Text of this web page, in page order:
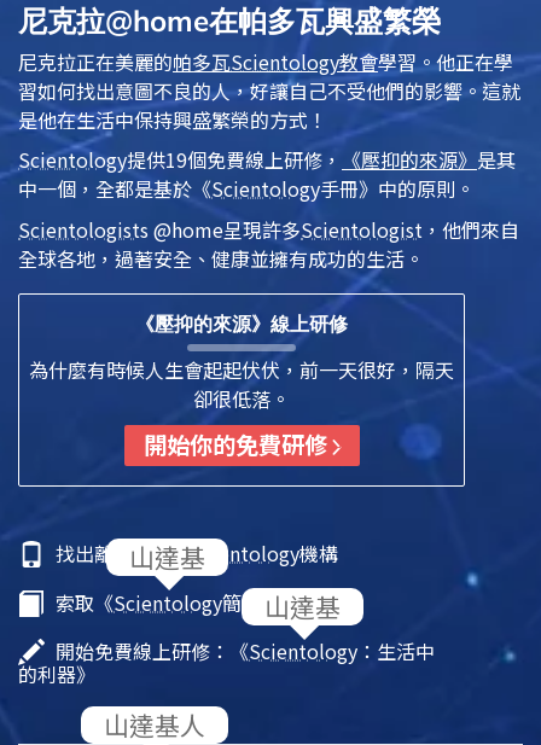
尼克拉@home在帕多瓦興盛繁榮
尼克拉正在美麗的帕多瓦Scientology教會學習。他正在學
習如何找出意圖不良的人，好讓自己不受他們的影響。這就
是他在生活中保持興盛繁榮的方式！
Scientology提供19個免費線上研修， 《壓抑的來源》 是其
中一個，全都是基於 《Scientology手冊》 中的原則。
Scientologists @home呈現許多Scientologist ，他們來自
全球各地，過著安全、健康並擁有成功的生活。
《壓抑的來源》線上研修
為什麼有時候人生會起起伏伏，前一天很好，隔天
卻很低落。
開始你的免費研修
找出離你最近的Scientology機構
索取《Scientology簡介》小冊子
開始免費線上研修：《Scientology ：生活中
的利器》